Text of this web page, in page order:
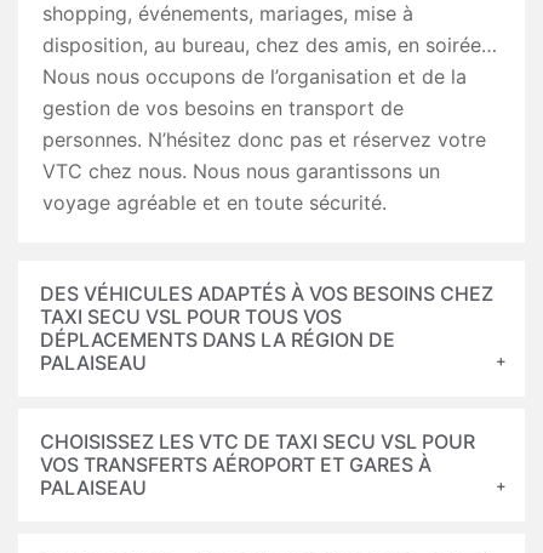
shopping, événements, mariages, mise à
disposition, au bureau, chez des amis, en soirée…
Nous nous occupons de l’organisation et de la
gestion de vos besoins en transport de
personnes. N’hésitez donc pas et réservez votre
VTC chez nous. Nous nous garantissons un
voyage agréable et en toute sécurité.
DES VÉHICULES ADAPTÉS À VOS BESOINS CHEZ
TAXI SECU VSL POUR TOUS VOS
DÉPLACEMENTS DANS LA RÉGION DE
PALAISEAU
CHOISISSEZ LES VTC DE TAXI SECU VSL POUR
VOS TRANSFERTS AÉROPORT ET GARES À
PALAISEAU